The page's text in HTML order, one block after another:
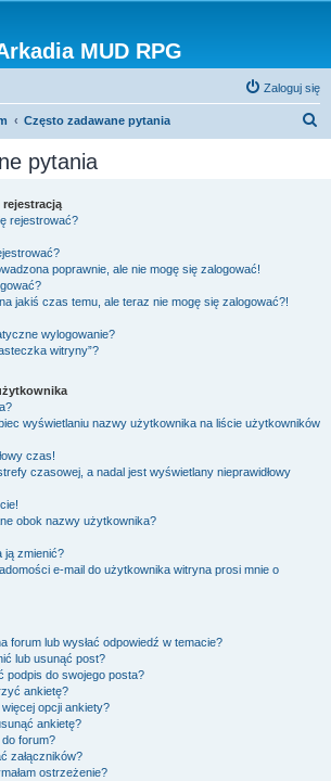
MUD RPG
Zaloguj się
Często zadawane pytania
pytania
rejestrować?
poprawnie, ale nie mogę się zalogować!
jakiś czas temu, ale teraz nie mogę się zalogować?!
wylogowanie?
witryny”?
wyświetlaniu nazwy użytkownika na liście użytkowników
czas!
czasowej, a nadal jest wyświetlany nieprawidłowy
obok nazwy użytkownika?
ją zmienić?
e-mail do użytkownika witryna prosi mnie o
forum lub wysłać odpowiedź w temacie?
lub usunąć post?
podpis do swojego posta?
ankietę?
opcji ankiety?
ankietę?
forum?
załączników?
ostrzeżenie?